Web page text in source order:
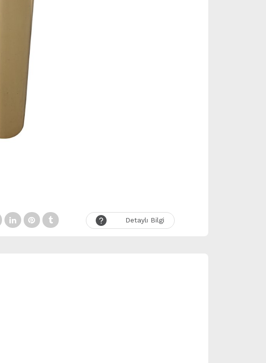
Detaylı Bilgi